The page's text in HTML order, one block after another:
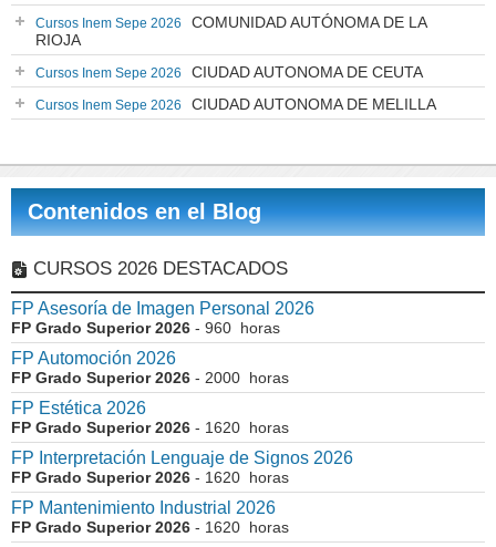
Cursos Inem Sepe 2026
COMUNIDAD AUTÓNOMA DE LA
RIOJA
Cursos Inem Sepe 2026 CIUDAD AUTONOMA DE CEUTA
Cursos Inem Sepe 2026 CIUDAD AUTONOMA DE MELILLA
Contenidos en el Blog
CURSOS 2026 DESTACADOS
FP Asesoría de Imagen Personal 2026
FP Grado Superior 2026 - 960 horas
FP Automoción 2026
FP Grado Superior 2026 - 2000 horas
FP Estética 2026
FP Grado Superior 2026 - 1620 horas
FP Interpretación Lenguaje de Signos 2026
FP Grado Superior 2026 - 1620 horas
FP Mantenimiento Industrial 2026
FP Grado Superior 2026 - 1620 horas